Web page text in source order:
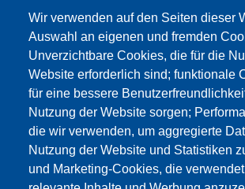
Wir verwenden auf den Seiten dieser
Auswahl an eigenen und fremden
Unverzichtbare Cookies, die für die
Website erforderlich sind; funktionale
für eine bessere
Nutzung der Website sorgen;
die wir verwenden, um aggregierte
Nutzung der Website und Statistiken
und Marketing-Cookies, die
info@testing.de
Этот материал заблокирован,
файлы cookie Google Maps не